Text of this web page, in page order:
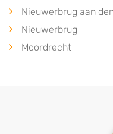
Nieuwerbrug aan
Nieuwerbrug
Moordrecht